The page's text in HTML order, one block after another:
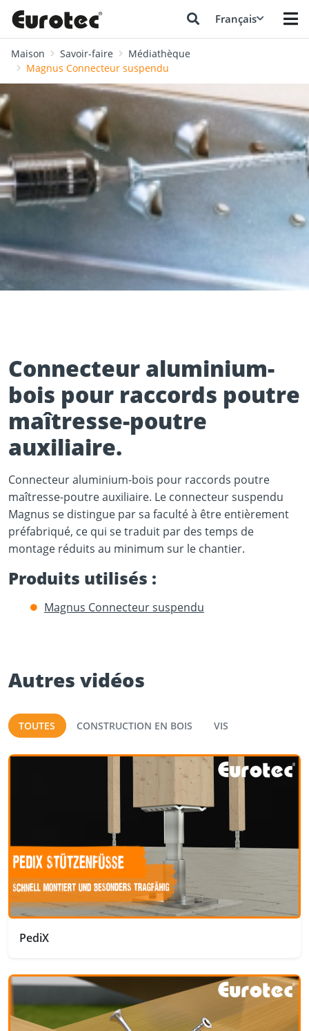
Français
Maison Savoir-faire
Médiathèque
Magnus Connecteur suspendu
Play Video
YouTube content loads after clicking.
Connecteur aluminium-
bois pour raccords poutre
maîtresse-poutre
auxiliaire.
Connecteur aluminium-bois pour raccords poutre
maîtresse-poutre auxiliaire. Le connecteur suspendu
Magnus se distingue par sa faculté à être entièrement
préfabriqué, ce qui se traduit par des temps de
montage réduits au minimum sur le chantier.
Produits utilisés :
Magnus Connecteur suspendu
Autres vidéos
TOUTES CONSTRUCTION EN BOIS VIS
PediX